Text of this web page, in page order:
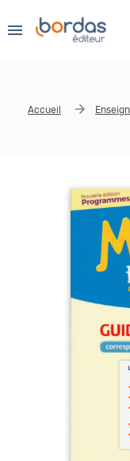
Identifiant
Se souvenir de
Mot
Bénéficiez de
Téléchargez
Accueil